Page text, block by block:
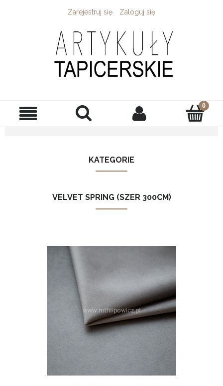
Zarejestruj się Zaloguj się
KATEGORIE
VELVET SPRING (SZER 300CM)